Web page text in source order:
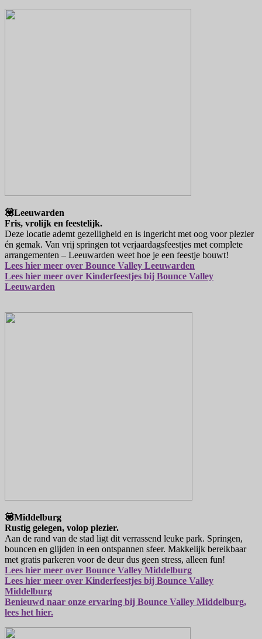
💟Leeuwarden
Fris, vrolijk en feestelijk.
Deze locatie ademt gezelligheid en is ingericht met oog voor plezier
én gemak. Van vrij springen tot verjaardagsfeestjes met complete
arrangementen – Leeuwarden weet hoe je een feestje bouwt!
Lees hier meer over Bounce Valley Leeuwarden
Lees hier meer over Kinderfeestjes bij Bounce Valley
Leeuwarden
💟Middelburg
Rustig gelegen, volop plezier.
Aan de rand van de stad ligt dit verrassend leuke park. Springen,
bouncen en glijden in een ontspannen sfeer. Makkelijk bereikbaar
met gratis parkeren voor de deur dus geen stress, alleen fun!
Lees hier meer over Bounce Valley Middelburg
Lees hier meer over Kinderfeestjes bij Bounce Valley
Middelburg
Benieuwd naar onze ervaring bij Bounce Valley Middelburg,
lees het hier.